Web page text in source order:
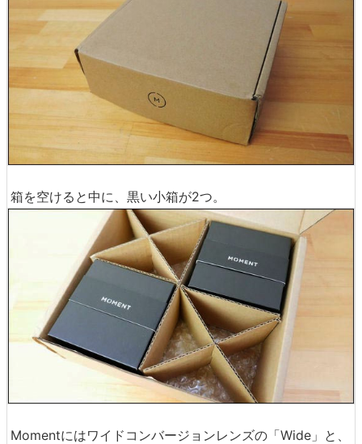
箱を空けると中に、黒い小箱が2つ。
Momentにはワイドコンバージョンレンズの「Wide」と、